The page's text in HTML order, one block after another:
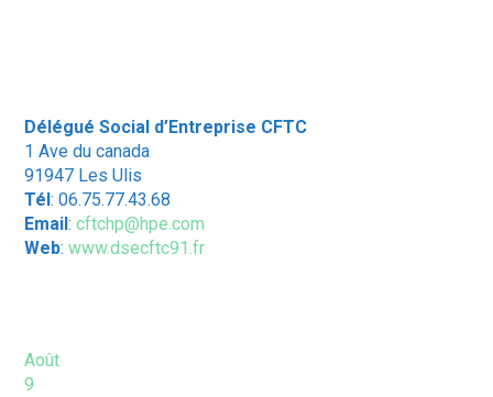
Délégué Social d’Entreprise CFTC
1 Ave du canada
91947 Les Ulis
Tél: 06.75.77.43.68
Email:cftchp@hpe.com
Web:www.dsecftc91.fr
Août
9